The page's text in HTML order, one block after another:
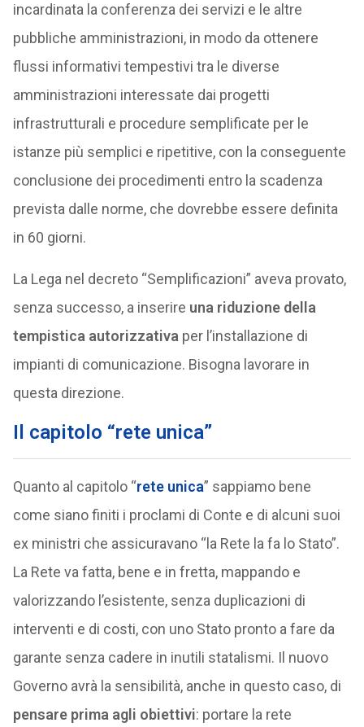
incardinata la conferenza dei servizi e le altre
pubbliche amministrazioni, in modo da ottenere
flussi informativi tempestivi tra le diverse
amministrazioni interessate dai progetti
infrastrutturali e procedure semplificate per le
istanze più semplici e ripetitive, con la conseguente
conclusione dei procedimenti entro la scadenza
prevista dalle norme, che dovrebbe essere definita
in 60 giorni.
La Lega nel decreto “Semplificazioni” aveva provato,
senza successo, a inserire una riduzione della
tempistica autorizzativa per l’installazione di
impianti di comunicazione. Bisogna lavorare in
questa direzione.
Il capitolo “rete unica”
Quanto al capitolo “rete unica” sappiamo bene
come siano finiti i proclami di Conte e di alcuni suoi
ex ministri che assicuravano “la Rete la fa lo Stato”.
La Rete va fatta, bene e in fretta, mappando e
valorizzando l’esistente, senza duplicazioni di
interventi e di costi, con uno Stato pronto a fare da
garante senza cadere in inutili statalismi. Il nuovo
Governo avrà la sensibilità, anche in questo caso, di
pensare prima agli obiettivi: portare la rete